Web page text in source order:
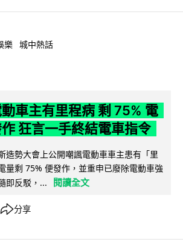
樂 城中熱話
車主有里程病 剩 75% 電
狂言一手終結電車指令
造勢大會上公開嘲諷電動車車主患有「里
量剩 75% 便發作，並重申已廢除電動車強
即反駁，...
閱讀全文
分享